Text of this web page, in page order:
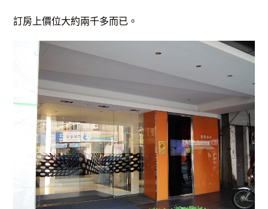
訂房上價位大約兩千多而已。